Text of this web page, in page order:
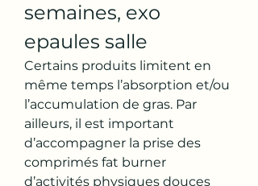
semaines, exo
epaules salle
Certains produits limitent en
même temps l’absorption et/ou
l’accumulation de gras. Par
ailleurs, il est important
d’accompagner la prise des
comprimés fat burner
d’activités physiques douces